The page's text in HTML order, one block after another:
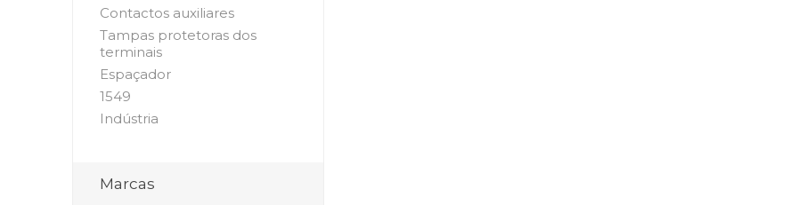
Contactos auxiliares
Tampas protetoras dos
terminais
Espaçador
1549
Indústria
Marcas